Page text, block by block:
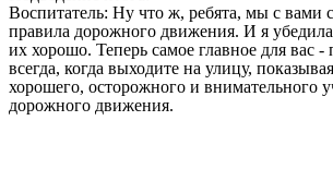
Воспитатель: Ну что ж, ребята, мы с вами
правила дорожного движения. И я
их хорошо. Теперь самое главное для вас -
всегда, когда выходите на улицу,
хорошего, осторожного и внимательного
дорожного движения.